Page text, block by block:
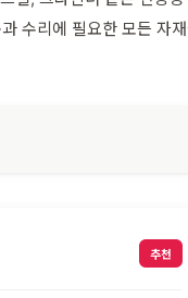
수리에 필요한 모든 자
추천